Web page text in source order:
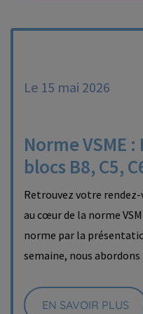
Le 15 mai 2026
Norme VSME
blocs B8, C5,
Retrouvez votre
au cœur de la norme
norme par la
semaine, nous
EN SAVOIR PLUS